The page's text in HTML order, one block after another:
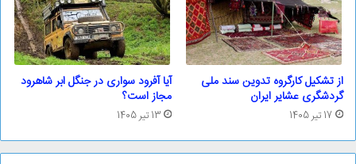
از تشکیل کارگروه تدوین سند ملی
گردشگری عشایر ایران
17 تیر 1405
آیا آفرود سواری در جنگل ابر شاهرود
مجاز است؟
13 تیر 1405